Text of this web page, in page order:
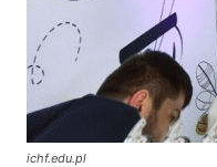
ichf.edu.pl